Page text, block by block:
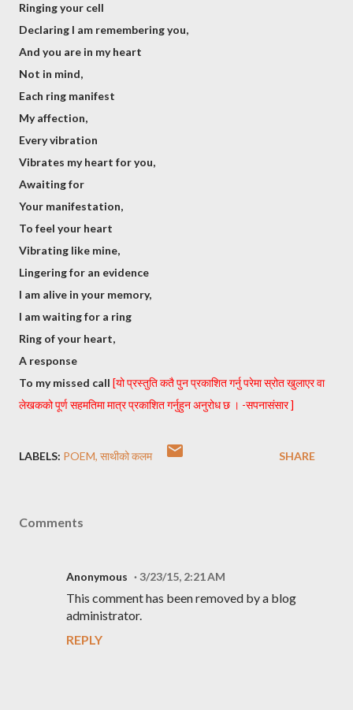
Ringing your cell
Declaring I am remembering you,
And you are in my heart
Not in mind,
Each ring manifest
My affection,
Every vibration
Vibrates my heart for you,
Awaiting for
Your manifestation,
To feel your heart
Vibrating like mine,
Lingering for an evidence
I am alive in your memory,
I am waiting for a ring
Ring of your heart,
A response
To my missed call [यो प्रस्तुति कतै पुन प्रकाशित गर्नु परेमा स्रोत खुलाएर वा
लेखकको पूर्ण सहमतिमा मात्र प्रकाशित गर्नुहुन अनुरोध छ । -सपनासंसार ]
LABELS: POEM साथीको कलम SHARE
Comments
Anonymous 3/23/15, 2:21 AM
This comment has been removed by a blog
administrator.
REPLY